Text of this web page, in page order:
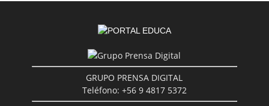
GRUPO PRENSA DIGITAL
Teléfono: +56 9 4817 5372